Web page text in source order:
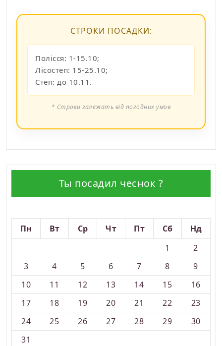
СТРОКИ ПОСАДКИ:
Полісся: 1-15.10;
Лісостеп: 15-25.10;
Степ: до 10.11.
* Строки залежать від погодних умов
Ты посадил чеснок ?
Пн
Вт Ср Чт Пт Сб
Нд
1
2
3
4 5 6 7 8
9
10
11 12 13 14 15
16
17
18 19 20 21 22
23
24
25 26 27 28 29
30
31